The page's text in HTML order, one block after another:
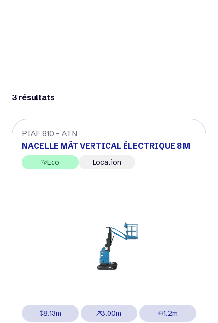
3 résultats
PIAF 810 - ATN
NACELLE MÂT VERTICAL ÉLECTRIQUE 8 M
Eco Location
8.13m 3.00m 1.2m